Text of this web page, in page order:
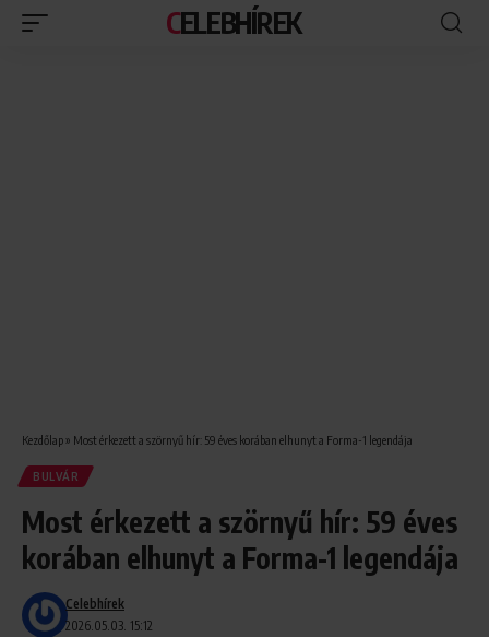
CELEBHÍREK
Kezdőlap» Most érkezett a szörnyű hír: 59 éves korában elhunyt a Forma-1 legendája
BULVÁR
Most érkezett a szörnyű hír: 59 éves
korában elhunyt a Forma-1 legendája
2026.05.03. 15:12
Celebhírek